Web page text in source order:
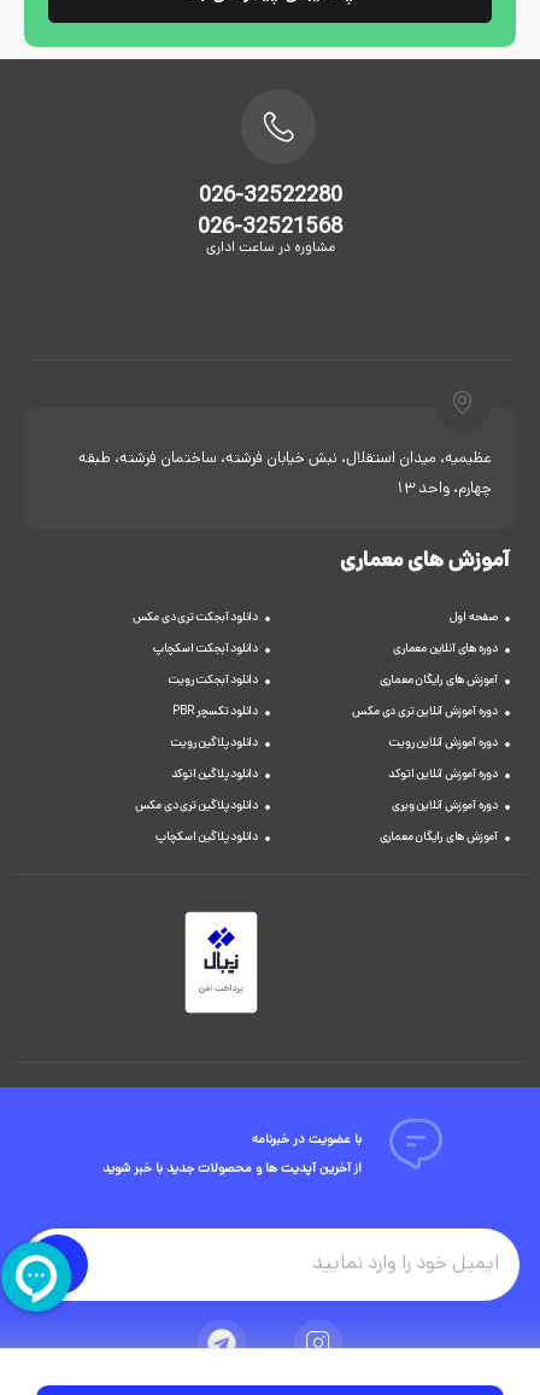
026-32522280
026-32521568
مشاوره در ساعت اداری
عظیمیه، میدان استقلال، نبش خیابان فرشته، ساختمان فرشته، طبقه
چهارم، واحد 13
آموزش های معماری
صفحه اول
دوره های آنلاین معماری
آموزش های رایگان معماری
دوره آموزش آنلاین تری دی مکس
دوره آموزش آنلاین رویت
دوره آموزش آنلاین اتوکد
دوره آموزش آنلاین ویری
آموزش های رایگان معماری
دانلود آبجکت تری دی مکس
دانلود آبجکت اسکچاپ
دانلود آبجکت رویت
دانلود تکسچر PBR
دانلود پلاگین رویت
دانلود پلاگین اتوکد
دانلود پلاگین تری دی مکس
دانلود پلاگین اسکچاپ
با عضویت در خبرنامه
از آخرین آپدیت ها و محصولات جدید با خبر شوید